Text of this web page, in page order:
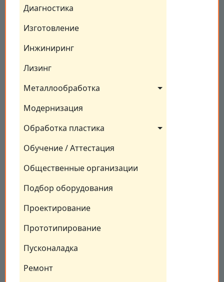
Диагностика
Изготовление
Инжиниринг
Лизинг
Металлообработка
Модернизация
Обработка пластика
Обучение / Аттестация
Общественные организации
Подбор оборудования
Проектирование
Прототипирование
Пусконаладка
Ремонт